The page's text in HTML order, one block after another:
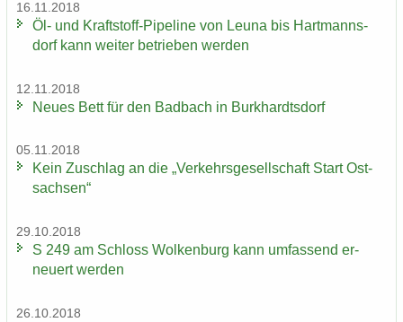
16.11.2018
Öl- und Kraftstoff-​Pipeline von Leuna bis Hart­manns­
dorf kann wei­ter be­trie­ben wer­den
12.11.2018
Neues Bett für den Bad­bach in Burk­hardts­dorf
05.11.2018
Kein Zu­schlag an die „Ver­kehrs­ge­sell­schaft Start Ost­
sach­sen“
29.10.2018
S 249 am Schloss Wol­ken­burg kann um­fas­send er­
neu­ert wer­den
26.10.2018